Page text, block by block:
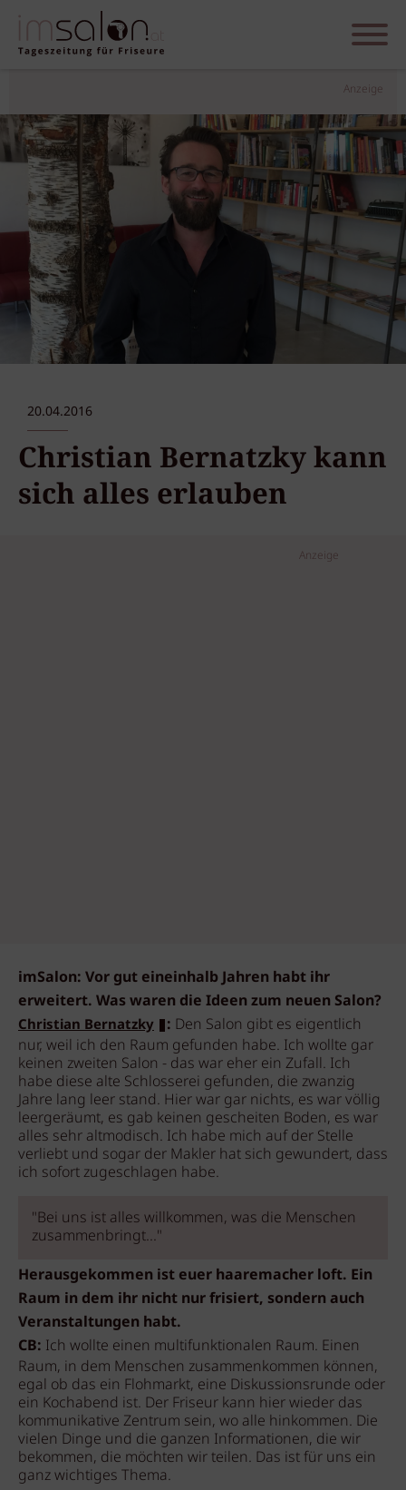
Anzeige
20.04.2016
Christian Bernatzky kann
sich alles erlauben
Anzeige
imSalon: Vor gut eineinhalb Jahren habt ihr
erweitert. Was waren die Ideen zum neuen Salon?
Christian Bernatzky : Den Salon gibt es eigentlich
nur, weil ich den Raum gefunden habe. Ich wollte gar
keinen zweiten Salon - das war eher ein Zufall. Ich
habe diese alte Schlosserei gefunden, die zwanzig
Jahre lang leer stand. Hier war gar nichts, es war völlig
leergeräumt, es gab keinen gescheiten Boden, es war
alles sehr altmodisch. Ich habe mich auf der Stelle
verliebt und sogar der Makler hat sich gewundert, dass
ich sofort zugeschlagen habe.
"Bei uns ist alles willkommen, was die Menschen
zusammenbringt..."
Herausgekommen ist euer haaremacher loft. Ein
Raum in dem ihr nicht nur frisiert, sondern auch
Veranstaltungen habt.
CB: Ich wollte einen multifunktionalen Raum. Einen
Raum, in dem Menschen zusammenkommen können,
egal ob das ein Flohmarkt, eine Diskussionsrunde oder
ein Kochabend ist. Der Friseur kann hier wieder das
kommunikative Zentrum sein, wo alle hinkommen. Die
vielen Dinge und die ganzen Informationen, die wir
bekommen, die möchten wir teilen. Das ist für uns ein
ganz wichtiges Thema.